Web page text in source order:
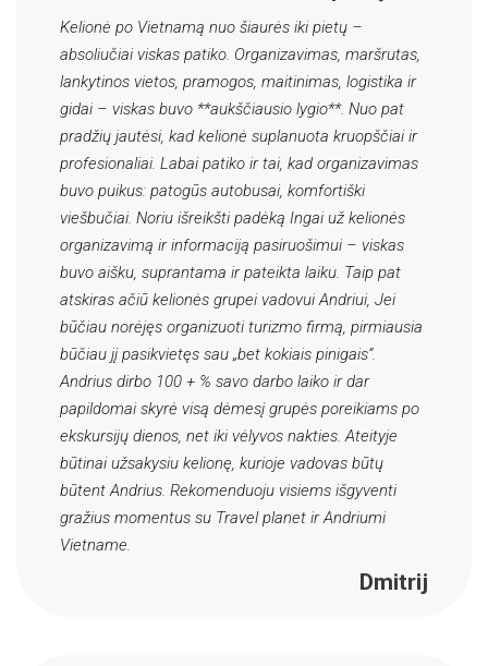
Kelionė po Vietnamą nuo šiaurės iki pietų –
absoliučiai viskas patiko. Organizavimas, maršrutas,
lankytinos vietos, pramogos, maitinimas, logistika ir
gidai – viskas buvo **aukščiausio lygio**. Nuo pat
pradžių jautėsi, kad kelionė suplanuota kruopščiai ir
profesionaliai. Labai patiko ir tai, kad organizavimas
buvo puikus: patogūs autobusai, komfortiški
viešbučiai. Noriu išreikšti padėką Ingai už kelionės
organizavimą ir informaciją pasiruošimui – viskas
buvo aišku, suprantama ir pateikta laiku. Taip pat
atskiras ačiū kelionės grupei vadovui Andriui, Jei
būčiau norėjęs organizuoti turizmo firmą, pirmiausia
būčiau jį pasikvietęs sau „bet kokiais pinigais“.
Andrius dirbo 100 + % savo darbo laiko ir dar
papildomai skyrė visą dėmesį grupės poreikiams po
ekskursijų dienos, net iki vėlyvos nakties. Ateityje
būtinai užsakysiu kelionę, kurioje vadovas būtų
būtent Andrius. Rekomenduoju visiems išgyventi
gražius momentus su Travel planet ir Andriumi
Vietname.
Dmitrij